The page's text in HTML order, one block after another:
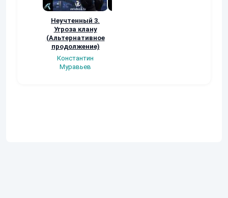
Неучтенный 3.
Угроза клану
(Альтернативное
продолжение)
Константин
Муравьев